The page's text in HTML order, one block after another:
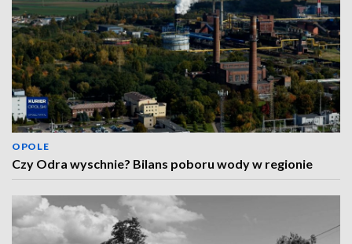
OPOLE
Czy Odra wyschnie? Bilans poboru wody w regionie